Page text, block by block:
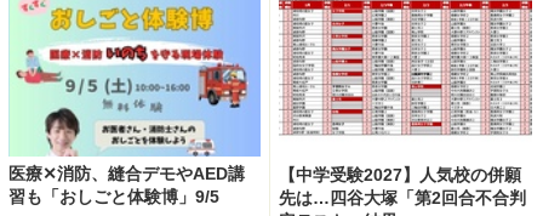
医療✕消防、縫合デモやAED講
習も「おしごと体験博」9/5
【中学受験2027】人気校の併願
先は…四谷大塚「第2回合不合判